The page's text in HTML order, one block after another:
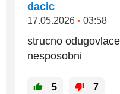
dacic
17.05.2026 • 03:58
strucno
nesposobni
5 7